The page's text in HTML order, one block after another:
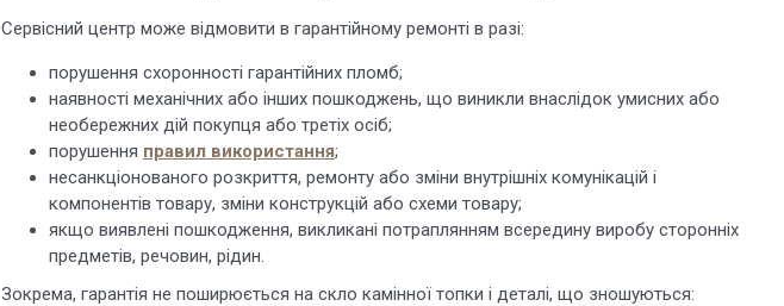
Сервісний центр може відмовити в гарантійному ремонті в разі:
порушення схоронності гарантійних пломб;
наявності механічних або інших пошкоджень, що виникли внаслідок умисних або
необережних дій покупця або третіх осіб;
порушення правил використання;
несанкціонованого розкриття, ремонту або зміни внутрішніх комунікацій і
компонентів товару, зміни конструкцій або схеми товару;
якщо виявлені пошкодження, викликані потраплянням всередину виробу сторонніх
предметів, речовин, рідин.
Зокрема, гарантія не поширюється на скло камінної топки і деталі, що зношуються: